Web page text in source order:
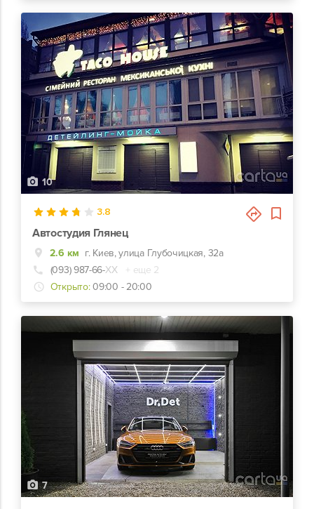
10
3.8
Автостудия Глянец
2.6 км г. Киев, улица Глубочицкая, 32а
(093) 987-66-ХХ
+ еще 2
Открыто: 09:00 - 20:00
7